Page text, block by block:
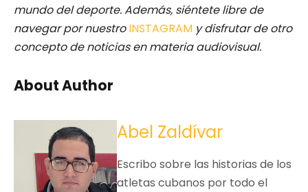
mundo del deporte. Además, siéntete libre de
navegar por nuestro INSTAGRAM y disfrutar de otro
concepto de noticias en materia audiovisual.
About Author
Abel Zaldívar
Escribo sobre las historias de los
atletas cubanos por todo el